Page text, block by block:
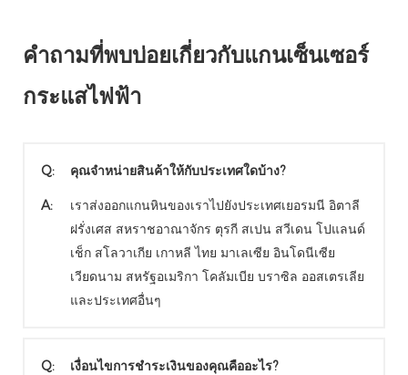
คำถามที่พบบ่อยเกี่ยวกับแกนเซ็นเซอร์
กระแสไฟฟ้า
Q: คุณจำหน่ายสินค้าให้กับประเทศใดบ้าง?
A:
เราส่งออกแกนหินของเราไปยังประเทศเยอรมนี อิตาลี
ฝรั่งเศส สหราชอาณาจักร ตุรกี สเปน สวีเดน โปแลนด์
เช็ก สโลวาเกีย เกาหลี ไทย มาเลเซีย อินโดนีเซีย
เวียดนาม สหรัฐอเมริกา โคลัมเบีย บราซิล ออสเตรเลีย
และประเทศอื่นๆ
Q: เงื่อนไขการชำระเงินของคุณคืออะไร?